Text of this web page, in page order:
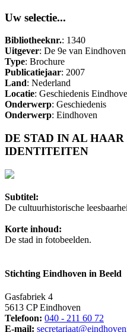
Uw selectie...
Bibliotheeknr.: 1340
Uitgever: De 9e van Eindhoven
Type: Brochure
Publicatiejaar: 2007
Land: Nederland
Locatie: Geschiedenis
Onderwerp: Geschiedenis
Onderwerp: Eindhoven
DE STAD IN AL
IDENTITEITEN
Subtitel:
De cultuurhistorische
Korte inhoud:
De stad in fotobeelden.
Stichting Eindhoven in Beeld
Gasfabriek 4
5613 CP Eindhoven
Telefoon: 040 - 211 60 72
E-mail: